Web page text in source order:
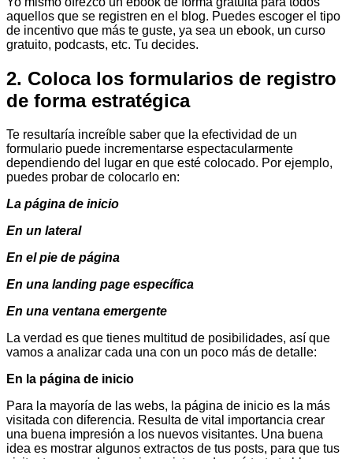
aquellos que se registren en el blog. Puedes escoger el tipo
de incentivo que más te guste, ya sea un ebook, un curso
gratuito, podcasts, etc. Tu decides.
2. Coloca los formularios de registro
de forma estratégica
Te resultaría increíble saber que la efectividad de un
formulario puede incrementarse espectacularmente
dependiendo del lugar en que esté colocado. Por ejemplo,
puedes probar de colocarlo en:
La página de inicio
En un lateral
En el pie de página
En una landing page específica
En una ventana emergente
La verdad es que tienes multitud de posibilidades, así que
vamos a analizar cada una con un poco más de detalle:
En la página de inicio
Para la mayoría de las webs, la página de inicio es la más
visitada con diferencia. Resulta de vital importancia crear
una buena impresión a los nuevos visitantes. Una buena
idea es mostrar algunos extractos de tus posts, para que tus